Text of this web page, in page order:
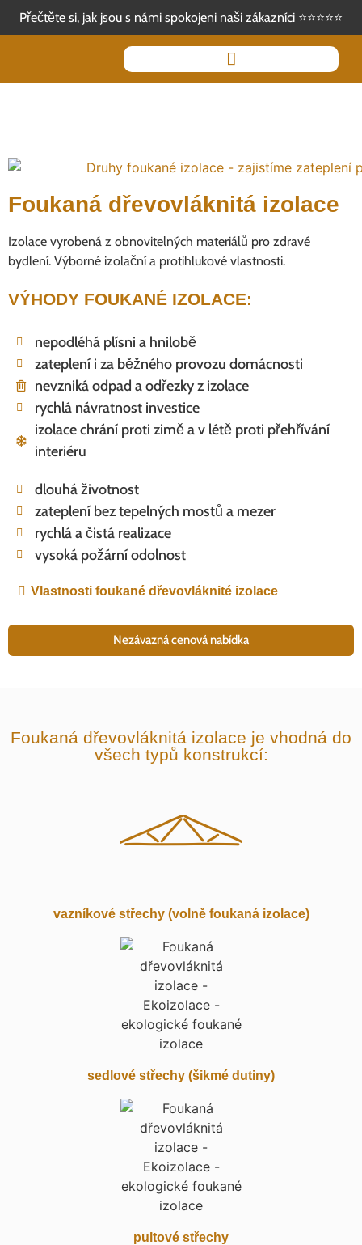
Přečtěte si, jak jsou s námi spokojeni naši zákazníci ⭐⭐⭐⭐⭐
Foukaná dřevovláknitá izolace
Izolace vyrobená z obnovitelných materiálů pro zdravé
bydlení. Výborné izolační a protihlukové vlastnosti.
VÝHODY FOUKANÉ IZOLACE:
nepodléhá plísni a hnilobě
zateplení i za běžného provozu domácnosti
nevzniká odpad a odřezky z izolace
rychlá návratnost investice
izolace chrání proti zimě a v létě proti přehřívání
interiéru
dlouhá životnost
zateplení bez tepelných mostů a mezer
rychlá a čistá realizace
vysoká požární odolnost
Vlastnosti foukané dřevovláknité izolace
Nezávazná cenová nabídka
Foukaná dřevovláknitá izolace je vhodná do
všech typů konstrukcí:
vazníkové střechy (volně foukaná izolace)
sedlové střechy (šikmé dutiny)
pultové střechy